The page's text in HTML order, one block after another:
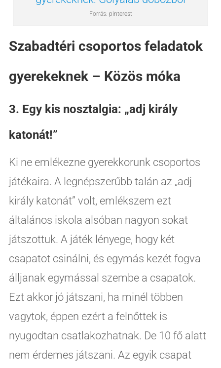
Forrás: pinterest
Szabadtéri csoportos feladatok
gyerekeknek – Közös móka
3. Egy kis nosztalgia: „adj király
katonát!”
Ki ne emlékezne gyerekkorunk csoportos
játékaira. A legnépszerűbb talán az „adj
király katonát” volt, emlékszem ezt
általános iskola alsóban nagyon sokat
játszottuk. A játék lényege, hogy két
csapatot csinálni, és egymás kezét fogva
álljanak egymással szembe a csapatok.
Ezt akkor jó játszani, ha minél többen
vagytok, éppen ezért a felnőttek is
nyugodtan csatlakozhatnak. De 10 fő alatt
nem érdemes játszani. Az egyik csapat